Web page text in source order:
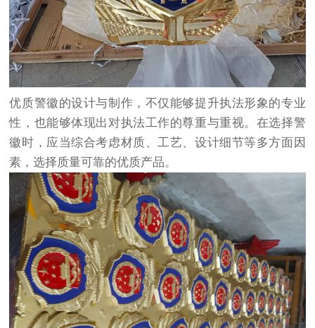
优质警徽的设计与制作，不仅能够提升执法形象的专业
性，也能够体现出对执法工作的尊重与重视。在选择警
徽时，应当综合考虑材质、工艺、设计细节等多方面因
素，选择质量可靠的优质产品。